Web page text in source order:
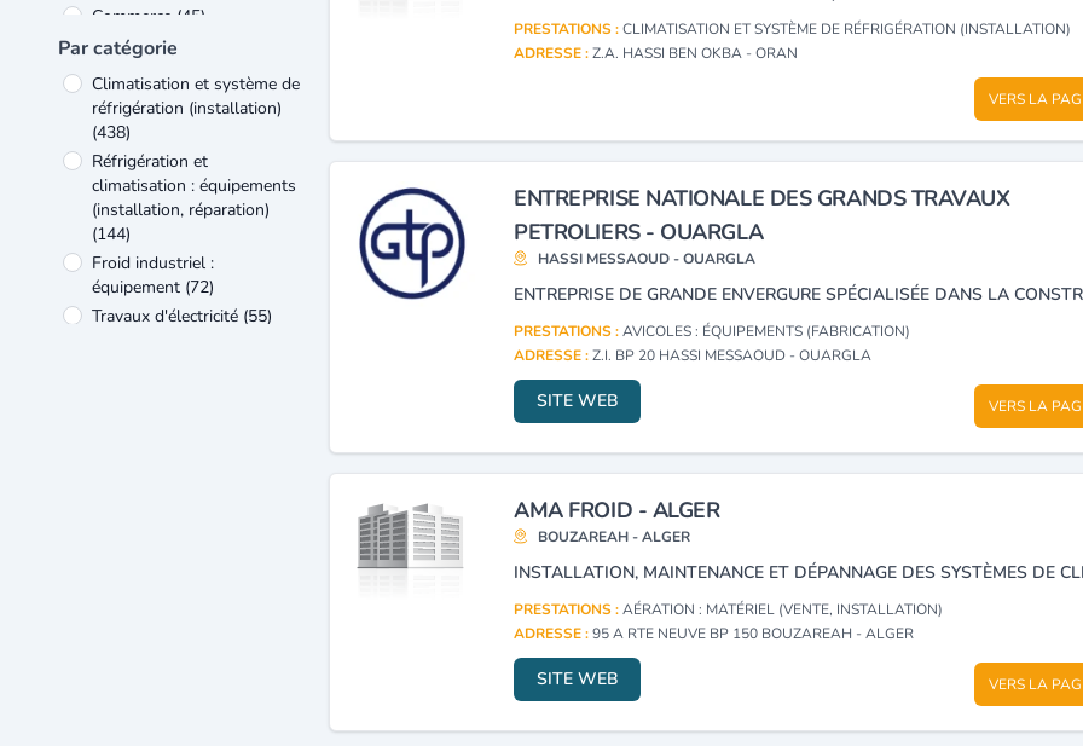
Commerce (45)
Energie et matières
Verre et matériaux de
construction (38)
Autres
(37)
Industrie des
télécommunications(30)
Par catégorie
Climatisation et système de
réfrigération (installation)
(438)
Réfrigération et
climatisation : équipements
(installation, réparation)
(144)
Froid industriel :
équipement (72)
Travaux d'électricité (55)
PRESTATIONS :CLIMATISATION ET SYSTÈME DE RÉFRIGÉRATION (INSTALLATION)
ADRESSE :Z.A. HASSI BEN OKBA - ORAN
VERS LA
ENTREPRISE NATIONALE DES GRANDS TRAVAUX
PETROLIERS - OUARGLA
HASSI MESSAOUD - OUARGLA
PRESTATIONS :AVICOLES : ÉQUIPEMENTS (FABRICATION)
ADRESSE :Z.I. BP 20 HASSI MESSAOUD - OUARGLA
SITE WEB VERS LA
AMA FROID - ALGER
BOUZAREAH - ALGER
PRESTATIONS :AÉRATION : MATÉRIEL (VENTE, INSTALLATION)
ADRESSE :95 A RTE NEUVE BP 150 BOUZAREAH - ALGER
SITE WEB VERS LA